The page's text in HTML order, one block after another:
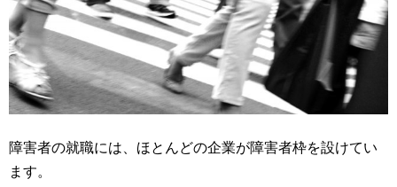
障害者の就職には、ほとんどの企業が障害者枠を設けてい
ます。